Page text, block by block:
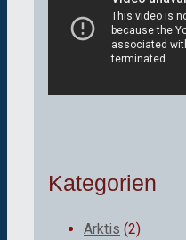
Kategorien
Arktis (2)